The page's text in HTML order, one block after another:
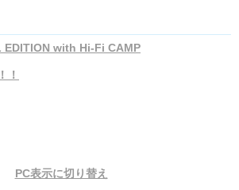
EDITION with Hi-Fi CAMP
！
PC表示に切り替え